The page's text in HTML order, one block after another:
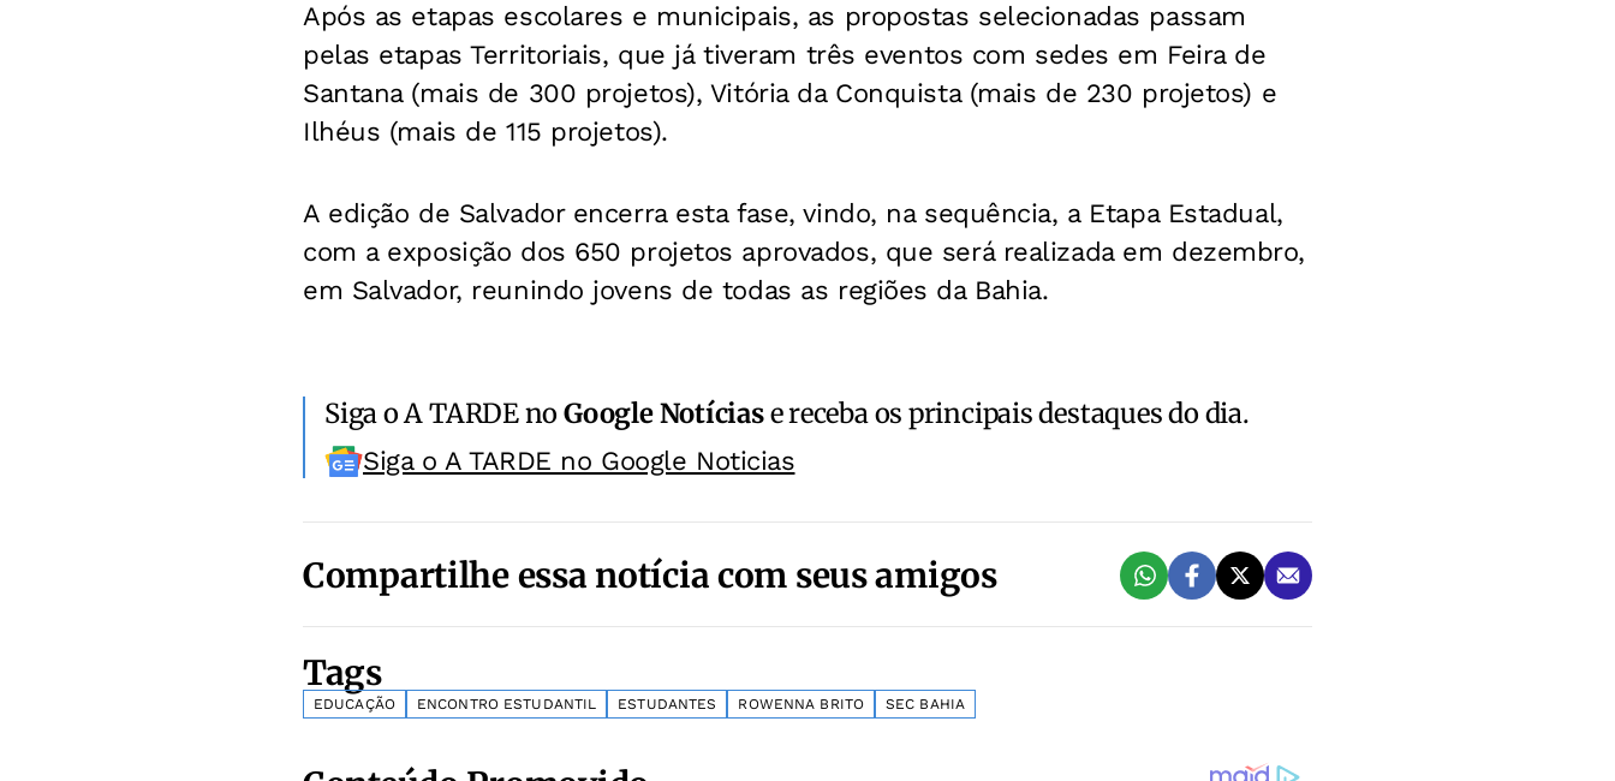
Após as etapas escolares e municipais, as propostas selecionadas passam
pelas etapas Territoriais, que já tiveram três eventos com sedes em Feira de
Santana (mais de 300 projetos), Vitória da Conquista (mais de 230 projetos) e
Ilhéus (mais de 115 projetos).
A edição de Salvador encerra esta fase, vindo, na sequência, a Etapa Estadual,
com a exposição dos 650 projetos aprovados, que será realizada em dezembro,
em Salvador, reunindo jovens de todas as regiões da Bahia.
Siga o A TARDE noGoogle Notíciase receba os principais destaques do dia.
Siga o A TARDE no Google Noticias
Compartilhe essa notícia com seus amigos
Tags
EDUCAÇÃO ENCONTRO ESTUDANTIL ESTUDANTES ROWENNA BRITO SEC BAHIA